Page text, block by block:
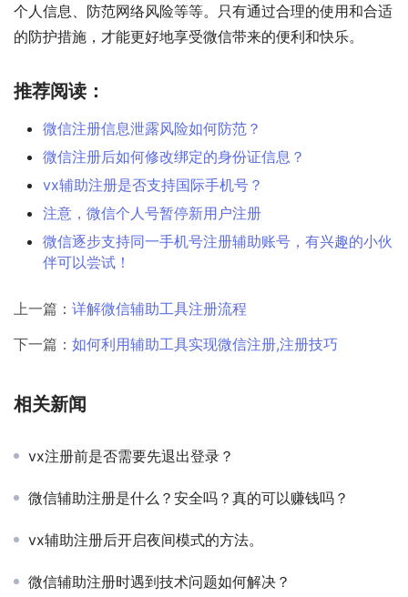
个人信息、防范网络风险等等。只有通过合理的使用和合适
的防护措施，才能更好地享受微信带来的便利和快乐。
推荐阅读：
微信注册信息泄露风险如何防范？
微信注册后如何修改绑定的身份证信息？
vx辅助注册是否支持国际手机号？
注意，微信个人号暂停新用户注册
微信逐步支持同一手机号注册辅助账号，有兴趣的小伙
伴可以尝试！
上一篇： 详解微信辅助工具注册流程
下一篇： 如何利用辅助工具实现微信注册,注册技巧
相关新闻
vx注册前是否需要先退出登录？
微信辅助注册是什么？安全吗？真的可以赚钱吗？
vx辅助注册后开启夜间模式的方法。
微信辅助注册时遇到技术问题如何解决？